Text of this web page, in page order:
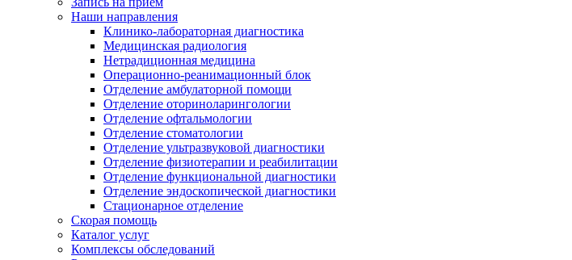
Наши направления
Клинико-лабораторная диагностика
Медицинская радиология
Нетрадиционная медицина
Операционно-реанимационный блок
Отделение амбулаторной помощи
Отделение оториноларингологии
Отделение офтальмологии
Отделение стоматологии
Отделение ультразвуковой диагностики
Отделение физиотерапии и реабилитации
Отделение функциональной диагностики
Отделение эндоскопической диагностики
Стационарное отделение
Скорая помощь
Каталог услуг
Комплексы обследований